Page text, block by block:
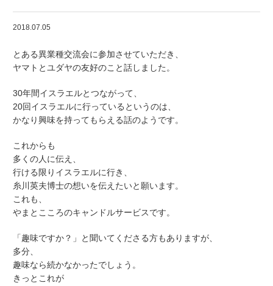
2018.07.05
とある異業種交流会に参加させていただき、
ヤマトとユダヤの友好のこと話しました。
30年間イスラエルとつながって、
20回イスラエルに行っているというのは、
かなり興味を持ってもらえる話のようです。
これからも
多くの人に伝え、
行ける限りイスラエルに行き、
糸川英夫博士の想いを伝えたいと願います。
これも、
やまとこころのキャンドルサービスです。
「趣味ですか？」と聞いてくださる方もありますが、
多分、
趣味なら続かなかったでしょう。
きっとこれが